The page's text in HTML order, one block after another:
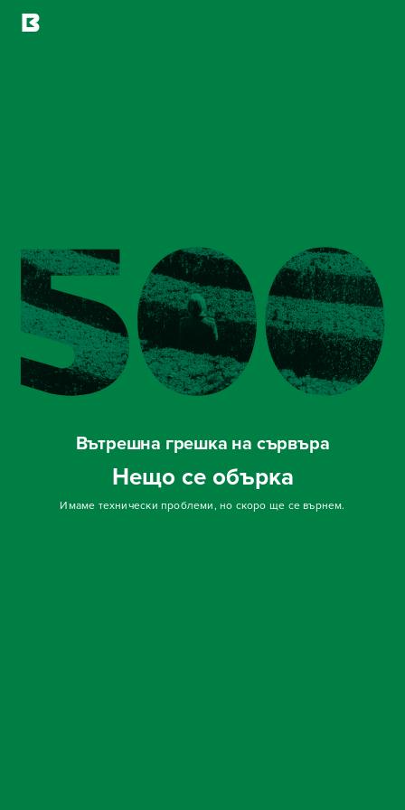
Вътрешна грешка на сървъра
Нещо се обърка
Имаме технически проблеми, но скоро ще се върнем.